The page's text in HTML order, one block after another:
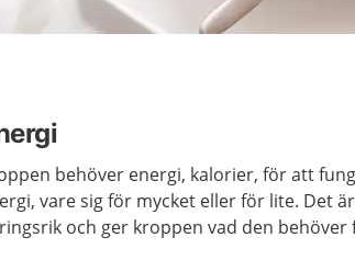
behöver energi, kalorier, för att
vare sig för mycket eller för lite. Det
och ger kroppen vad den behöver